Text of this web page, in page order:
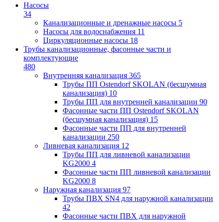
Насосы
34
Канализационные и дренажные насосы 5
Насосы для водоснабжения 11
Циркуляционные насосы 18
Трубы канализационные, фасонные части и
комплектующие
480
Внутренняя канализация 365
Трубы ПП Ostendorf SKOLAN (бесшумная
канализация) 10
Трубы ПП для внутренней канализации 90
Фасонные части ПП Ostendorf SKOLAN
(бесшумная канализация) 15
Фасонные части ПП для внутренней
канализации 250
Ливневая канализация 12
Трубы ПП для ливневой канализации
KG2000 4
Фасонные части ПП ливневой канализации
KG2000 8
Наружная канализация 97
Трубы ПВХ SN4 для наружной канализации
42
Фасонные части ПВХ для наружной